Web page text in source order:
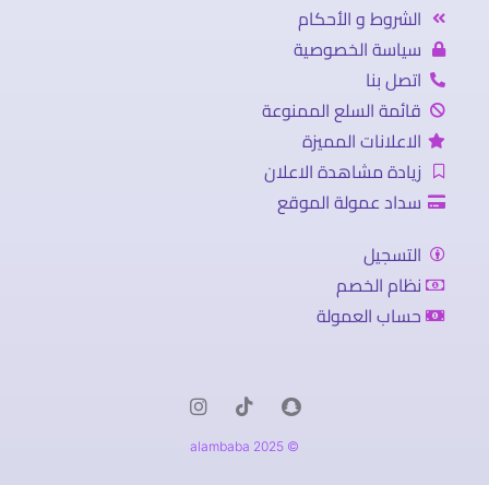
الشروط و الأحكام
سياسة الخصوصية
اتصل بنا
قائمة السلع الممنوعة
الاعلانات المميزة
زيادة مشاهدة الاعلان
سداد عمولة الموقع
التسجيل
نظام الخصم
حساب العمولة
© 2025 alambaba